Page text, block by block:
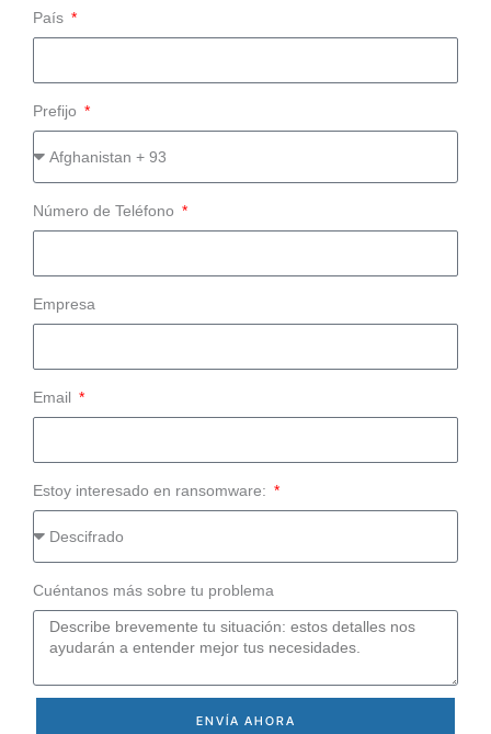
País
Prefijo
Número de Teléfono
Empresa
Email
Estoy interesado en ransomware:
Cuéntanos más sobre tu problema
ENVÍA AHORA